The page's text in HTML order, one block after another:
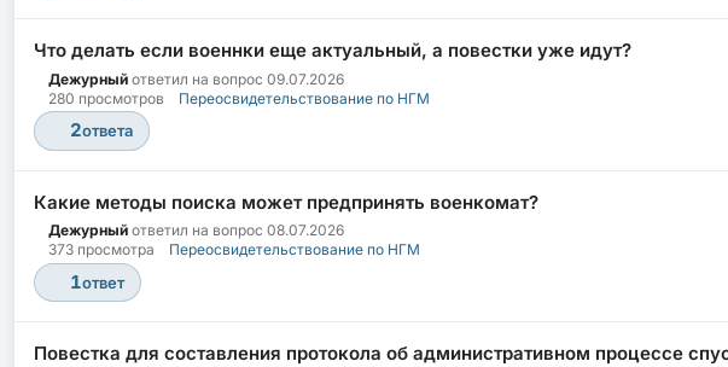
Что делать если военнки еще актуальный, а повестки уже идут?
Дежурный ответил на вопрос 09.07.2026
280 просмотров
Переосвидетельствование по НГМ
2ответа
Какие методы поиска может предпринять военкомат?
Дежурный ответил на вопрос 08.07.2026
373 просмотра
Переосвидетельствование по НГМ
1ответ
Повестка для составления протокола об административном процессе